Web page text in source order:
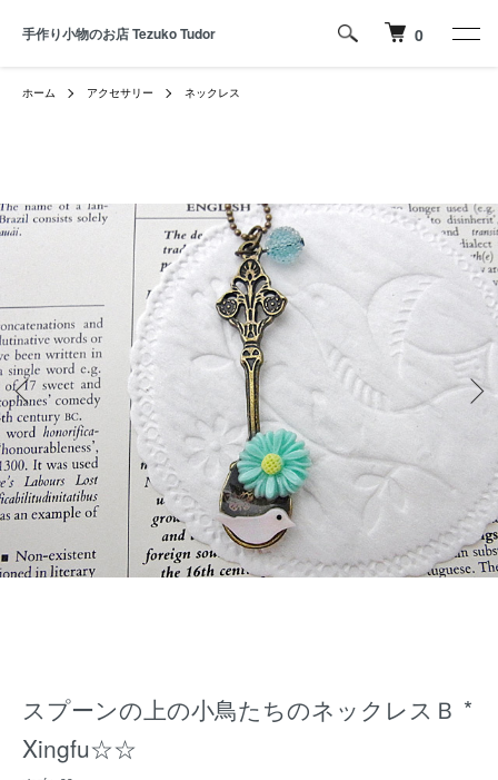
手作り小物のお店 Tezuko Tudor 0
ホーム アクセサリー ネックレス
スプーンの上の小鳥たちのネックレスＢ *
Xingfu☆☆